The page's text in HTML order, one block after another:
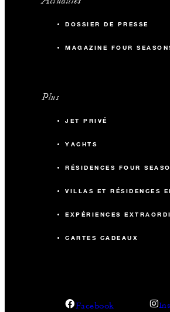
DOSSIER DE PRESSE
MAGAZINE FOUR
Plus
JET PRIVÉ
YACHTS
RÉSIDENCES FOUR
VILLAS ET RÉSIDENCES
EXPÉRIENCES
CARTES CADEAUX
Facebook